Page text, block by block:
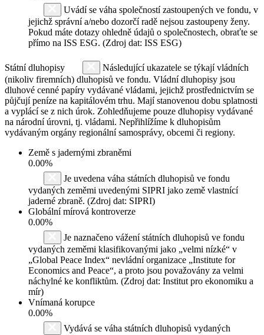
Uvádí se váha společností zastoupených ve fondu, v
jejichž správní a/nebo dozorčí radě nejsou zastoupeny ženy.
Pokud máte dotazy ohledně údajů o společnostech, obraťte se
přímo na ISS ESG. (Zdroj dat: ISS ESG)
Státní dluhopisy
Následující ukazatele se týkají vládních
(nikoliv firemních) dluhopisů ve fondu. Vládní dluhopisy jsou
dluhové cenné papíry vydávané vládami, jejichž prostřednictvím se
půjčují peníze na kapitálovém trhu. Mají stanovenou dobu splatnosti
a vyplácí se z nich úrok. Zohledňujeme pouze dluhopisy vydávané
na národní úrovni, tj. vládami. Nepřihlížíme k dluhopisům
vydávaným orgány regionální samosprávy, obcemi či regiony.
Země s jadernými zbraněmi
0.00%
Je uvedena váha státních dluhopisů ve fondu
vydaných zeměmi uvedenými SIPRI jako země vlastnící
jaderné zbraně. (Zdroj dat: SIPRI)
Globální mírová kontroverze
0.00%
Je naznačeno vážení státních dluhopisů ve fondu
vydaných zeměmi klasifikovanými jako „velmi nízké“ v
„Global Peace Index“ nevládní organizace „Institute for
Economics and Peace“, a proto jsou považovány za velmi
náchylné ke konfliktům. (Zdroj dat: Institut pro ekonomiku a
mír)
Vnímaná korupce
0.00%
Vydává se váha státních dluhopisů vydaných